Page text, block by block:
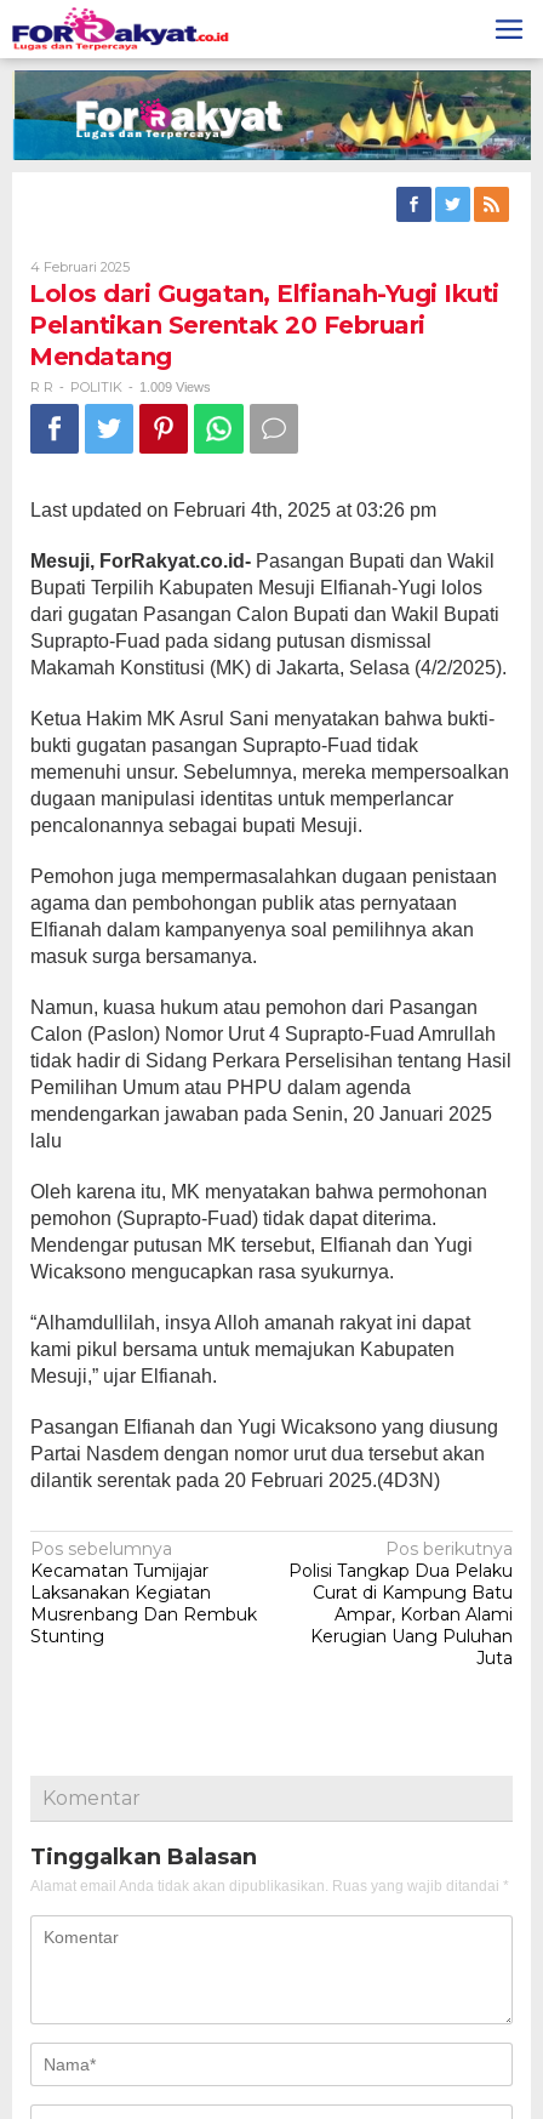
to
content
4 Februari 2025Oleh
R
Lolos dari Gugatan, Elfianah-Yugi Ikuti
Pelantikan Serentak 20 Februari
Mendatang
R R - POLITIK - 1.009 Views
Last updated on Februari 4th, 2025 at 03:26 pm
Mesuji, ForRakyat.co.id- Pasangan Bupati dan Wakil
Bupati Terpilih Kabupaten Mesuji Elfianah-Yugi lolos
dari gugatan Pasangan Calon Bupati dan Wakil Bupati
Suprapto-Fuad pada sidang putusan dismissal
Makamah Konstitusi (MK) di Jakarta, Selasa (4/2/2025).
Ketua Hakim MK Asrul Sani menyatakan bahwa bukti-
bukti gugatan pasangan Suprapto-Fuad tidak
memenuhi unsur. Sebelumnya, mereka mempersoalkan
dugaan manipulasi identitas untuk memperlancar
pencalonannya sebagai bupati Mesuji.
Pemohon juga mempermasalahkan dugaan penistaan
agama dan pembohongan publik atas pernyataan
Elfianah dalam kampanyenya soal pemilihnya akan
masuk surga bersamanya.
Namun, kuasa hukum atau pemohon dari Pasangan
Calon (Paslon) Nomor Urut 4 Suprapto-Fuad Amrullah
tidak hadir di Sidang Perkara Perselisihan tentang Hasil
Pemilihan Umum atau PHPU dalam agenda
mendengarkan jawaban pada Senin, 20 Januari 2025
lalu
Oleh karena itu, MK menyatakan bahwa permohonan
pemohon (Suprapto-Fuad) tidak dapat diterima.
Mendengar putusan MK tersebut, Elfianah dan Yugi
Wicaksono mengucapkan rasa syukurnya.
“Alhamdullilah, insya Alloh amanah rakyat ini dapat
kami pikul bersama untuk memajukan Kabupaten
Mesuji,” ujar Elfianah.
Pasangan Elfianah dan Yugi Wicaksono yang diusung
Partai Nasdem dengan nomor urut dua tersebut akan
dilantik serentak pada 20 Februari 2025.(4D3N)
Navigasi
pos
Pos sebelumnya
Kecamatan Tumijajar
Laksanakan Kegiatan
Musrenbang Dan Rembuk
Stunting
Pos berikutnya
Polisi Tangkap Dua Pelaku
Curat di Kampung Batu
Ampar, Korban Alami
Kerugian Uang Puluhan
Juta
Komentar
Tinggalkan Balasan
Alamat email Anda tidak akan dipublikasikan. Ruas yang wajib ditandai *